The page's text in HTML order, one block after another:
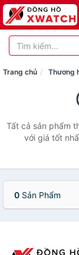
Trang chủ Thương
Tất cả sản phẩm
với giá tốt
0 Sản Phẩm